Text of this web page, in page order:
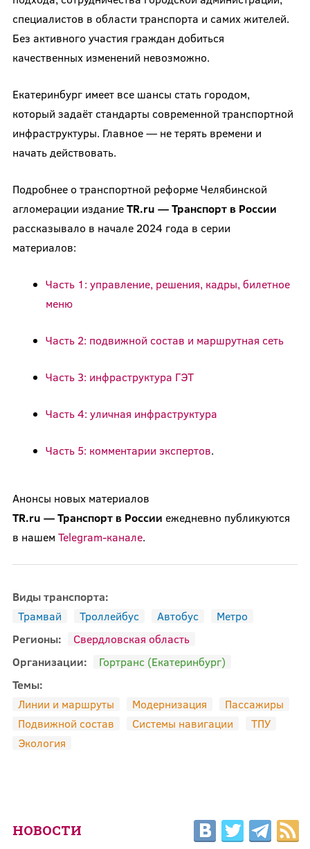
специалистов в области транспорта и самих жителей.
Без активного участия граждан добиться
качественных изменений невозможно.
Екатеринбург имеет все шансы стать городом,
который задаёт стандарты современной транспортной
инфраструктуры. Главное — не терять времени и
начать действовать.
Подробнее о транспортной реформе Челябинской
агломерации изданиеTR.ru — Транспорт в России
рассказывало в начале 2024 года в серии
материалов:
Часть 1: управление, решения, кадры, билетное
меню
Часть 2: подвижной состав и маршрутная сеть
Часть 3: инфраструктура ГЭТ
Часть 4: уличная инфраструктура
Часть 5: комментарии экспертов.
Анонсы новых материалов
TR.ru — Транспорт в России ежедневно публикуются
в нашем Telegram-канале.
Виды транспорта:
Трамвай
Троллейбус Автобус
Метро
Регионы:
Свердловская область
Организации:
Гортранс (Екатеринбург)
Темы:
Линии и маршруты
Модернизация
Пассажиры
Подвижной состав
Системы навигации
ТПУ
Экология
НОВОСТИ